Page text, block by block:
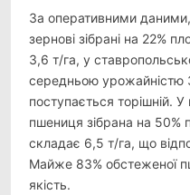
За оперативними даними,
зернові зібрані на 22%
3,6 т/га, у
середньою урожайністю
поступається торішній.
пшениця зібрана на 50%
складає 6,5 т/га, що
Майже 83% обстеженої
якість.